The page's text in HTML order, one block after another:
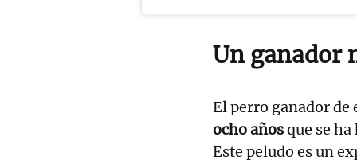
Un ganador
El perro ganador de
ocho añosque se
Este peludo es un